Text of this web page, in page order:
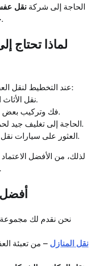
الحاجة إلى شركة نقل
خدمة متميزة باتت ضرورة لا غنى عنها.
لماذا تحتاج
عند التخطيط لنقل العفش، ستواجه العديد من التحديات مثل:
نقل الأثاث الثقيل والكبير دون إلحاق الضرر به.
فك وتركيب بعض القطع لضمان النقل السهل والآمن.
الحاجة إلى تغليف جيدمن الخدوش أو الكسر.
العثور على سيارات نقل مجهزة تناسب مختلف أنواع الأثاث.
لذلك، من الأفضل
لك كل هذه الخدمات بطريقة احترافية.
نحن نقدم لك
نقل المنازل – من تعبئة